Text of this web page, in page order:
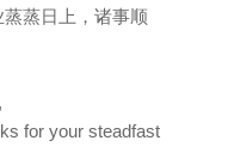
蒸日上，诸事顺
for your steadfast